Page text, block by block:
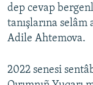
dep cevap
tanışlarına
Adile Ahtemova.
2022 senesi